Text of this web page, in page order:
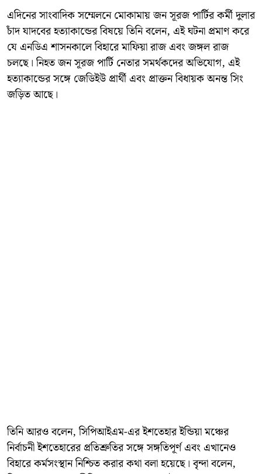
এদিনের সাংবাদিক সম্মেলনে মোকামায় জন সূরজ পার্টির কর্মী দুলার
চাঁদ যাদবের হত্যাকান্ডের বিষয়ে তিনি বলেন, এই ঘটনা প্রমাণ করে
যে এনডিএ শাসনকালে বিহারে মাফিয়া রাজ এবং জঙ্গল রাজ
চলছে। নিহত জন সূরজ পার্টি নেতার সমর্থকদের অভিযোগ, এই
হত্যাকান্ডের সঙ্গে জেডিইউ প্রার্থী এবং প্রাক্তন বিধায়ক অনন্ত সিং
জড়িত আছে।
তিনি আরও বলেন, সিপিআইএম-এর ইশতেহার ইন্ডিয়া মঞ্চের
নির্বাচনী ইশতেহারের প্রতিশ্রুতির সঙ্গে সঙ্গতিপূর্ণ এবং এখানেও
বিহারে কর্মসংস্থান নিশ্চিত করার কথা বলা হয়েছে। বৃন্দা বলেন,